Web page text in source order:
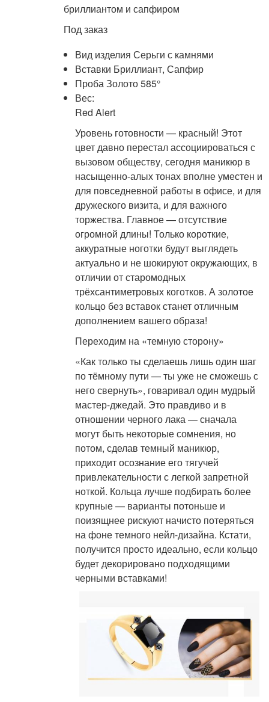
бриллиантом и сапфиром
Под заказ
Вид изделия Серьги с камнями
Вставки Бриллиант, Сапфир
Проба Золото 585°
Вес:
Red Alert
Уровень готовности — красный! Этот
цвет давно перестал ассоциироваться с
вызовом обществу, сегодня маникюр в
насыщенно-алых тонах вполне уместен и
для повседневной работы в офисе, и для
дружеского визита, и для важного
торжества. Главное — отсутствие
огромной длины! Только короткие,
аккуратные ноготки будут выглядеть
актуально и не шокируют окружающих, в
отличии от старомодных
трёхсантиметровых коготков. А золотое
кольцо без вставок станет отличным
дополнением вашего образа!
Переходим на «темную сторону»
«Как только ты сделаешь лишь один шаг
по тёмному пути — ты уже не сможешь с
него свернуть», говаривал один мудрый
мастер-джедай. Это правдиво и в
отношении черного лака — сначала
могут быть некоторые сомнения, но
потом, сделав темный маникюр,
приходит осознание его тягучей
привлекательности с легкой запретной
ноткой. Кольца лучше подбирать более
крупные — варианты потоньше и
поизящнее рискуют начисто потеряться
на фоне темного нейл-дизайна. Кстати,
получится просто идеально, если кольцо
будет декорировано подходящими
черными вставками!